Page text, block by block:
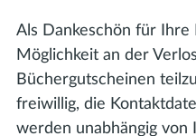
Als Dankeschön für
Möglichkeit an der
Büchergutscheinen
freiwillig, die
werden unabhängig